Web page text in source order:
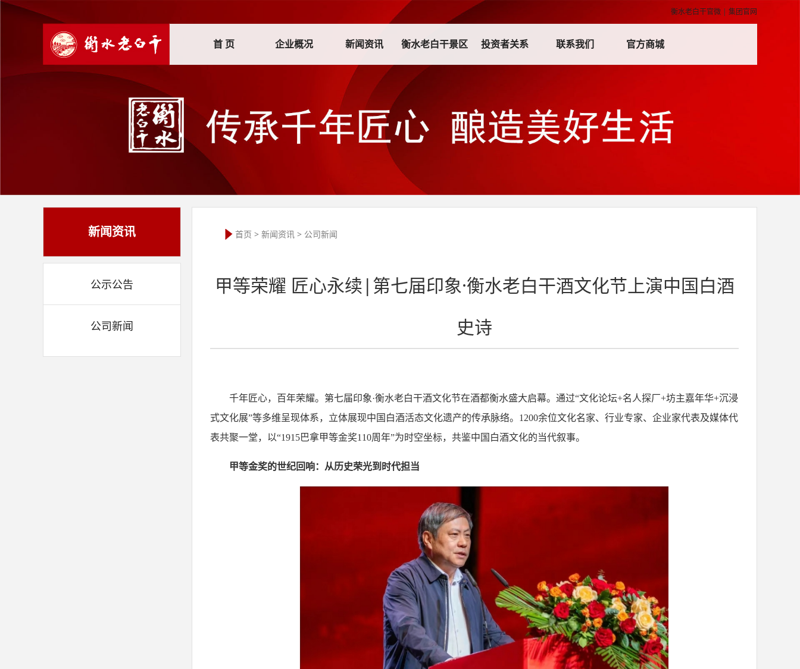
衡水老白干官微 | 集团官网
首 页 企业概况 新闻资讯 衡水老白干景区 投资者关系 联系我们 官方商城
新闻资讯
公示公告
公司新闻
首页 > 新闻资讯 > 公司新闻
甲等荣耀 匠心永续|第七届印象·衡水老白干酒文化节上演中国白酒
史诗
千年匠心，百年荣耀。第七届印象·衡水老白干酒文化节在酒都衡水盛大启幕。通过“文化论坛+名人探厂+坊主嘉年华+沉浸
式文化展”等多维呈现体系，立体展现中国白酒活态文化遗产的传承脉络。1200余位文化名家、行业专家、企业家代表及媒体代
表共聚一堂，以“1915巴拿甲等金奖110周年”为时空坐标，共鉴中国白酒文化的当代叙事。
甲等金奖的世纪回响：从历史荣光到时代担当